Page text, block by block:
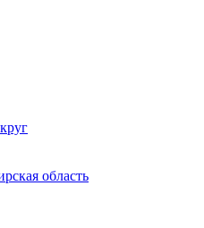
область